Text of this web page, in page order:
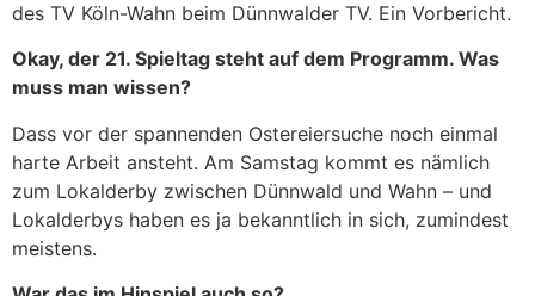
des TV Köln-Wahn beim Dünnwalder TV. Ein Vorbericht.
Okay, der 21. Spieltag steht auf dem Programm. Was
muss man wissen?
Dass vor der spannenden Ostereiersuche noch einmal
harte Arbeit ansteht. Am Samstag kommt es nämlich
zum Lokalderby zwischen Dünnwald und Wahn – und
Lokalderbys haben es ja bekanntlich in sich, zumindest
meistens.